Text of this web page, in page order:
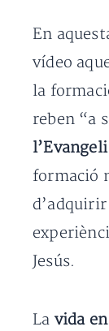
En
vídeo
la
reben “a
l’Evangeli
formació
Jesús.
La vida